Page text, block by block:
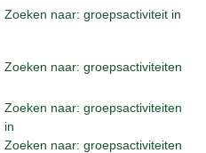
Zoeken naar: groepsactiviteit in
Zoeken naar: groepsactiviteiten
Zoeken naar: groepsactiviteiten
in
Zoeken naar: groepsactiviteiten